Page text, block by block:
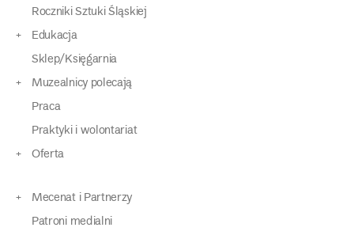
Roczniki Sztuki Śląskiej
Edukacja
Sklep/Księgarnia
Muzealnicy polecają
Praca
Praktyki i wolontariat
Oferta
Mecenat i Partnerzy
Patroni medialni